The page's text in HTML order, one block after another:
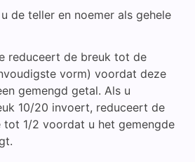
de teller en noemer als gehele
reduceert de breuk tot de
vorm) voordat deze
gemengd getal. Als u
10/20 invoert, reduceert de
tot 1/2 voordat u het gemengde